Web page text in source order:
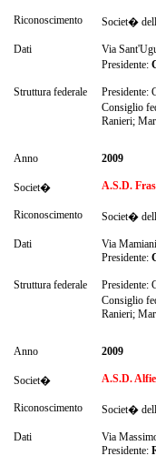
Riconoscimento Societ�
Dati
Via
Presidente:
Struttura federale
Presidente:
Consiglio
Ranieri;
Anno 2009
Societ� A.S.D.
Riconoscimento Societ�
Dati
Via
Presidente:
Struttura federale
Presidente:
Consiglio
Ranieri;
Anno 2009
Societ� A.S.D.
Riconoscimento Societ�
Dati
Via
Presidente: